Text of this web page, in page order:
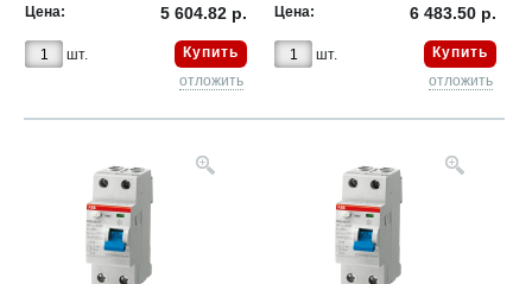
Цена: 5 604.82 р.
шт.
Купить
отложить
Цена: 6 483.50 р.
шт.
Купить
отложить